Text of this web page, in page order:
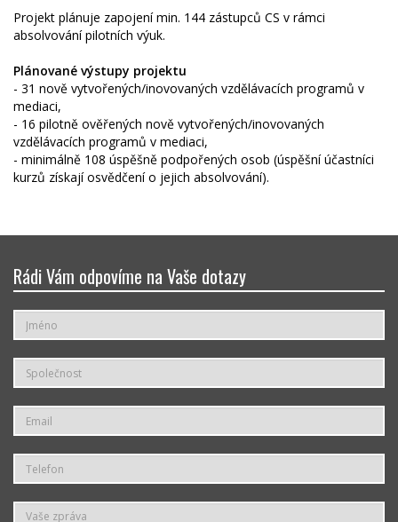
Projekt plánuje zapojení min. 144 zástupců CS v rámci
absolvování pilotních výuk.
Plánované výstupy projektu
- 31 nově vytvořených/inovovaných vzdělávacích programů v
mediaci,
- 16 pilotně ověřených nově vytvořených/inovovaných
vzdělávacích programů v mediaci,
- minimálně 108 úspěšně podpořených osob (úspěšní účastníci
kurzů získají osvědčení o jejich absolvování).
Rádi Vám odpovíme na Vaše dotazy